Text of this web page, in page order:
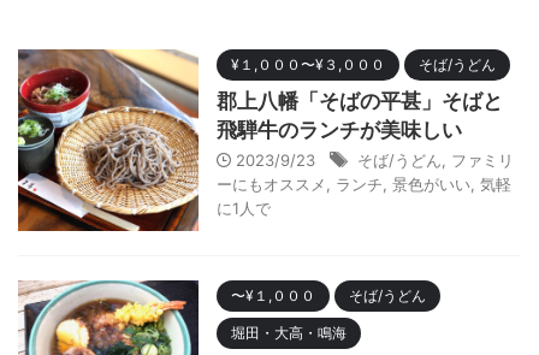
¥１,０００〜¥３,０００ そば/うどん
郡上八幡「そばの平甚」そばと
飛騨牛のランチが美味しい
2023/9/23 そば/うどん
ファミリ
ーにもオススメ
ランチ 景色がいい 気軽
に1人で
〜¥１,０００ そば/うどん
堀田・大高・鳴海